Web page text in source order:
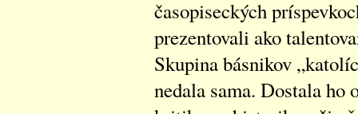
časopiseckých
prezentovali ako
Skupina básnikov
nedala sama. Dostala ho